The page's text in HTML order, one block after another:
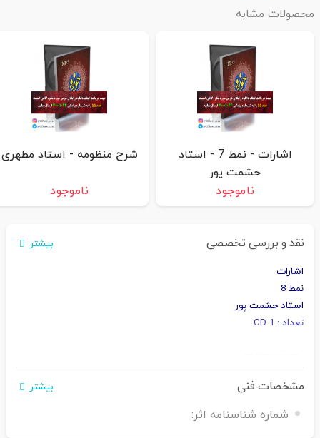
محصولات مشابه
اشارات - نمط 7 - استاد
حشمت پور
ناموجود
شرح منظومه - استاد مطهری
ناموجود
نقد و بررسی تخصصی بیشتر
اشارات
نمط 8
استاد حشمت پور
تعداد : 1 CD
اگر برای خرید تمایل به عضویت در سایت ندارید،
مشخصات فنی بیشتر
شماره شناسنامه اثر: